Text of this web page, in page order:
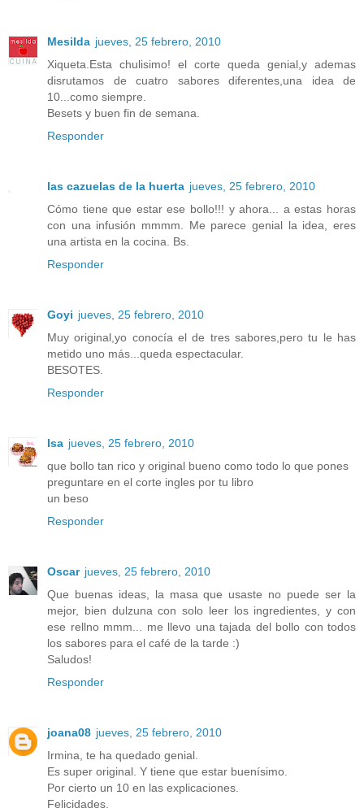
Mesilda jueves, 25 febrero, 2010
Xiqueta.Esta chulisimo! el corte queda genial,y ademas
disrutamos de cuatro sabores diferentes,una idea de
10...como siempre.
Besets y buen fin de semana.
Responder
las cazuelas de la huerta jueves, 25 febrero, 2010
Cómo tiene que estar ese bollo!!! y ahora... a estas horas
con una infusión mmmm. Me parece genial la idea, eres
una artista en la cocina. Bs.
Responder
Goyi jueves, 25 febrero, 2010
Muy original,yo conocía el de tres sabores,pero tu le has
metido uno más...queda espectacular.
BESOTES.
Responder
Isa jueves, 25 febrero, 2010
que bollo tan rico y original bueno como todo lo que pones
preguntare en el corte ingles por tu libro
un beso
Responder
Oscar jueves, 25 febrero, 2010
Que buenas ideas, la masa que usaste no puede ser la
mejor, bien dulzuna con solo leer los ingredientes, y con
ese rellno mmm... me llevo una tajada del bollo con todos
los sabores para el café de la tarde :)
Saludos!
Responder
joana08 jueves, 25 febrero, 2010
Irmina, te ha quedado genial.
Es super original. Y tiene que estar buenísimo.
Por cierto un 10 en las explicaciones.
Felicidades.